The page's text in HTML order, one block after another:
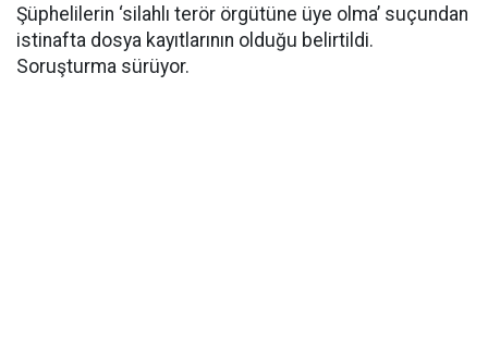
Şüphelilerin ‘silahlı terör örgütüne üye olma’ suçundan
istinafta dosya kayıtlarının olduğu belirtildi.
Soruşturma sürüyor.